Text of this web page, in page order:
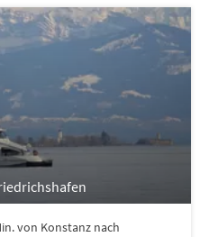
von Konstanz nach